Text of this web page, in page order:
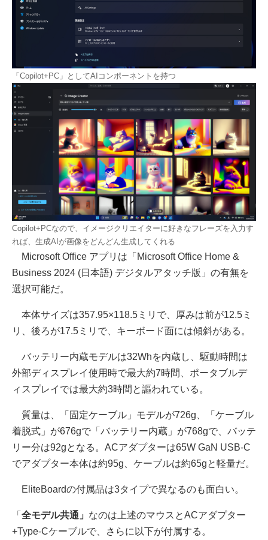
「Copilot+PC」としてAIコンポーネントを持つ
Copilot+PCなので、イメージクリエイターに好きなフレーズを入力す
れば、生成AIが画像をどんどん生成してくれる
Microsoft Office アプリは「Microsoft Office Home &
Business 2024 (日本語) デジタルアタッチ版」の有無を
選択可能だ。
本体サイズは357.95×118.5ミリで、厚みは前が12.5ミ
リ、後ろが17.5ミリで、キーボード面には傾斜がある。
バッテリー内蔵モデルは32Whを内蔵し、駆動時間は
外部ディスプレイ使用時で最大約7時間、ポータブルデ
ィスプレイでは最大約3時間と謳われている。
質量は、「固定ケーブル」モデルが726g、「ケーブル
着脱式」が676gで「バッテリー内蔵」が768gで、バッテ
リー分は92gとなる。ACアダプターは65W GaN USB-C
でアダプター本体は約95g、ケーブルは約65gと軽量だ。
EliteBoardの付属品は3タイプで異なるのも面白い。
「 全モデル共通」 なのは上述のマウスとACアダプター
+Type-Cケーブルで、さらに以下が付属する。